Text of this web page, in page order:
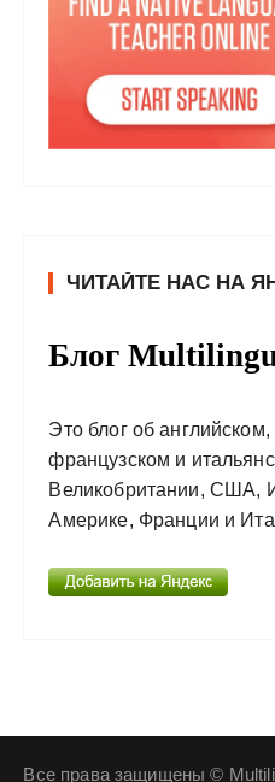
ЧИТАЙТЕ НАС НА
Блог
Это блог об
французском и
Великобритании, США,
Америке, Франции и
Все права защищены ©